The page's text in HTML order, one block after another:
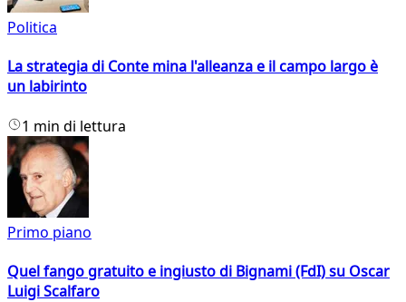
Politica
La strategia di Conte mina l'alleanza e il campo largo è
un labirinto
1 min di lettura
Primo piano
Quel fango gratuito e ingiusto di Bignami (FdI) su Oscar
Luigi Scalfaro